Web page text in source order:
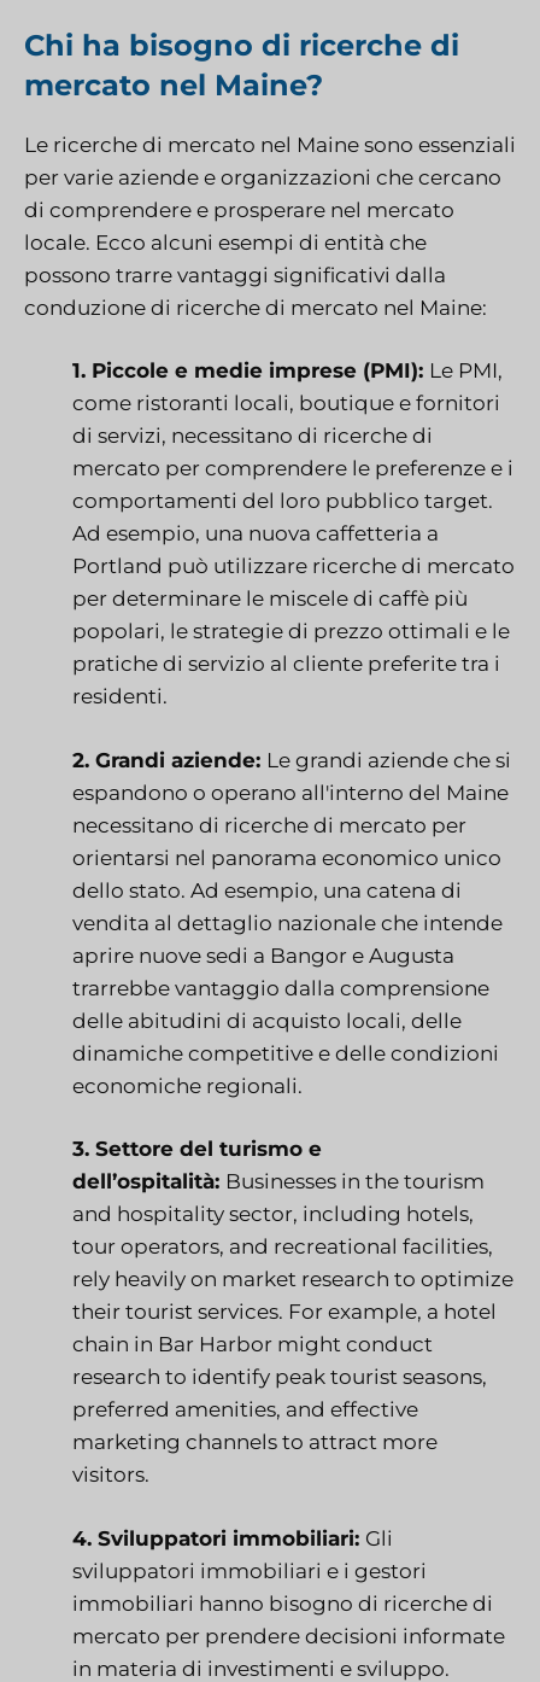
Chi ha bisogno di ricerche di
mercato nel Maine?
Le ricerche di mercato nel Maine sono essenziali
per varie aziende e organizzazioni che cercano
di comprendere e prosperare nel mercato
locale. Ecco alcuni esempi di entità che
possono trarre vantaggi significativi dalla
conduzione di ricerche di mercato nel Maine:
1. Piccole e medie imprese (PMI): Le PMI,
come ristoranti locali, boutique e fornitori
di servizi, necessitano di ricerche di
mercato per comprendere le preferenze e i
comportamenti del loro pubblico target.
Ad esempio, una nuova caffetteria a
Portland può utilizzare ricerche di mercato
per determinare le miscele di caffè più
popolari, le strategie di prezzo ottimali e le
pratiche di servizio al cliente preferite tra i
residenti.
2. Grandi aziende: Le grandi aziende che si
espandono o operano all'interno del Maine
necessitano di ricerche di mercato per
orientarsi nel panorama economico unico
dello stato. Ad esempio, una catena di
vendita al dettaglio nazionale che intende
aprire nuove sedi a Bangor e Augusta
trarrebbe vantaggio dalla comprensione
delle abitudini di acquisto locali, delle
dinamiche competitive e delle condizioni
economiche regionali.
3. Settore del turismo e
dell’ospitalità: Businesses in the tourism
and hospitality sector, including hotels,
tour operators, and recreational facilities,
rely heavily on market research to optimize
their tourist services. For example, a hotel
chain in Bar Harbor might conduct
research to identify peak tourist seasons,
preferred amenities, and effective
marketing channels to attract more
visitors.
4. Sviluppatori immobiliari: Gli
sviluppatori immobiliari e i gestori
immobiliari hanno bisogno di ricerche di
mercato per prendere decisioni informate
in materia di investimenti e sviluppo.